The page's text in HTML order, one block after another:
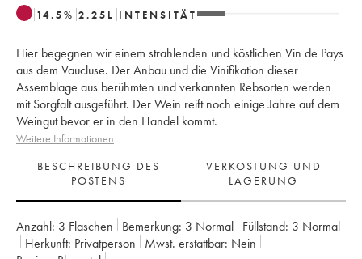
14.5% 2.25 L INTENSITÄT
Hier begegnen wir einem strahlenden und köstlichen Vin de Pays
aus dem Vaucluse. Der Anbau und die Vinifikation dieser
Assemblage aus berühmten und verkannten Rebsorten werden
mit Sorgfalt ausgeführt. Der Wein reift noch einige Jahre auf dem
Weingut bevor er in den Handel kommt.
Weitere Informationen
BESCHREIBUNG DES
POSTENS
VERKOSTUNG UND
LAGERUNG
Anzahl: 3 Flaschen Bemerkung: 3 Normal Füllstand: 3 Normal
Herkunft:
privatperson Mwst. erstattbar:
nein